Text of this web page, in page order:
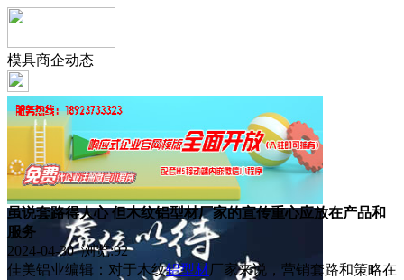
模具商企动态
虽说套路得人心 但木纹铝型材厂家的宣传重心应放在产品和
服务
2024-04-30 浏览:92
佳美铝业编辑：对于木纹铝型材厂家来说，营销套路和策略在